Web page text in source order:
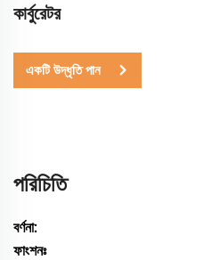
কার্বুরেটর
একটি উদ্ধৃতি পান
পরিচিতি
বর্ণনা:
ফাংশনঃ